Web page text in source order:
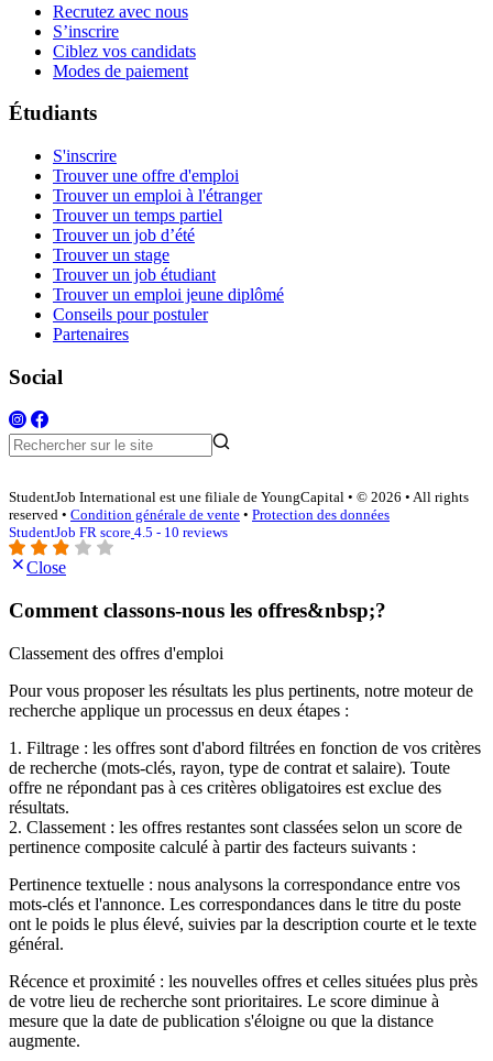
Recrutez avec nous
S’inscrire
Ciblez vos candidats
Modes de paiement
Étudiants
S'inscrire
Trouver une offre d'emploi
Trouver un emploi à l'étranger
Trouver un temps partiel
Trouver un job d’été
Trouver un stage
Trouver un job étudiant
Trouver un emploi jeune diplômé
Conseils pour postuler
Partenaires
Social
StudentJob International est une filiale de YoungCapital • © 2026 • All rights
reserved • Condition générale de vente • Protection des données
StudentJob FR score 4.5 - 10 reviews
Close
Comment classons-nous les offres&nbsp;?
Classement des offres d'emploi
Pour vous proposer les résultats les plus pertinents, notre moteur de
recherche applique un processus en deux étapes :
1. Filtrage : les offres sont d'abord filtrées en fonction de vos critères
de recherche (mots-clés, rayon, type de contrat et salaire). Toute
offre ne répondant pas à ces critères obligatoires est exclue des
résultats.
2. Classement : les offres restantes sont classées selon un score de
pertinence composite calculé à partir des facteurs suivants :
Pertinence textuelle : nous analysons la correspondance entre vos
mots-clés et l'annonce. Les correspondances dans le titre du poste
ont le poids le plus élevé, suivies par la description courte et le texte
général.
Récence et proximité : les nouvelles offres et celles situées plus près
de votre lieu de recherche sont prioritaires. Le score diminue à
mesure que la date de publication s'éloigne ou que la distance
augmente.